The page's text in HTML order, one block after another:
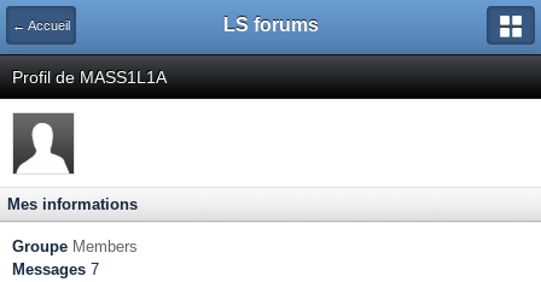
← Accueil LS forums
Profil de MASS1L1A
Mes informations
Groupe Members
Messages 7